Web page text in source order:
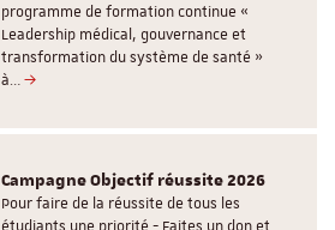
programme de formation continue «
Leadership médical, gouvernance et
transformation du système de santé »
à…
Campagne Objectif réussite 2026
Pour faire de la réussite de tous les